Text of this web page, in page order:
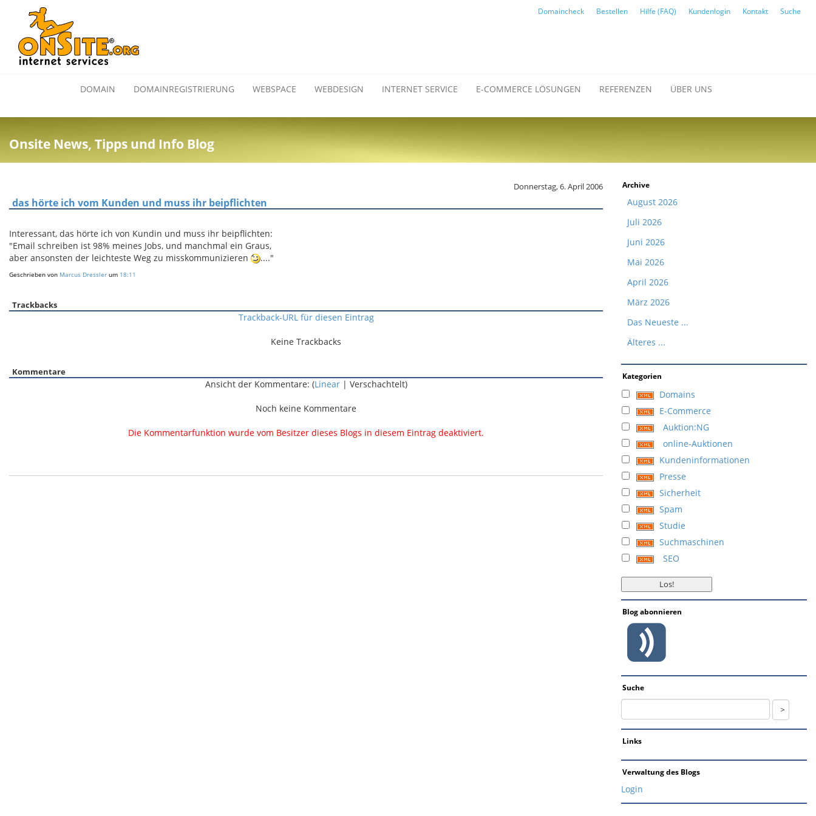
Domaincheck Bestellen Hilfe (FAQ) Kundenlogin Kontakt Suche
DOMAIN DOMAINREGISTRIERUNG WEBSPACE WEBDESIGN INTERNET SERVICE E-COMMERCE LÖSUNGEN REFERENZEN ÜBER UNS
Onsite News, Tipps und Info Blog
Donnerstag, 6. April 2006
das hörte ich vom Kunden und muss ihr beipflichten
Interessant, das hörte ich von Kundin und muss ihr beipflichten:
"Email schreiben ist 98% meines Jobs, und manchmal ein Graus,
aber ansonsten der leichteste Weg zu misskommunizieren
...."
Geschrieben von Marcus Dressler um 18:11
Trackbacks
Trackback-URL für diesen Eintrag
Keine Trackbacks
Kommentare
Ansicht der Kommentare: (Linear| Verschachtelt)
Noch keine Kommentare
Die Kommentarfunktion wurde vom Besitzer dieses Blogs in diesem Eintrag deaktiviert.
Archive
August 2026
Juli 2026
Juni 2026
Mai 2026
April 2026
März 2026
Das Neueste ...
Älteres ...
Kategorien
Domains
E-Commerce
Auktion:NG
online-Auktionen
Kundeninformationen
Presse
Sicherheit
Spam
Studie
Suchmaschinen
SEO
Blog abonnieren
Suche
Links
Verwaltung des Blogs
Login